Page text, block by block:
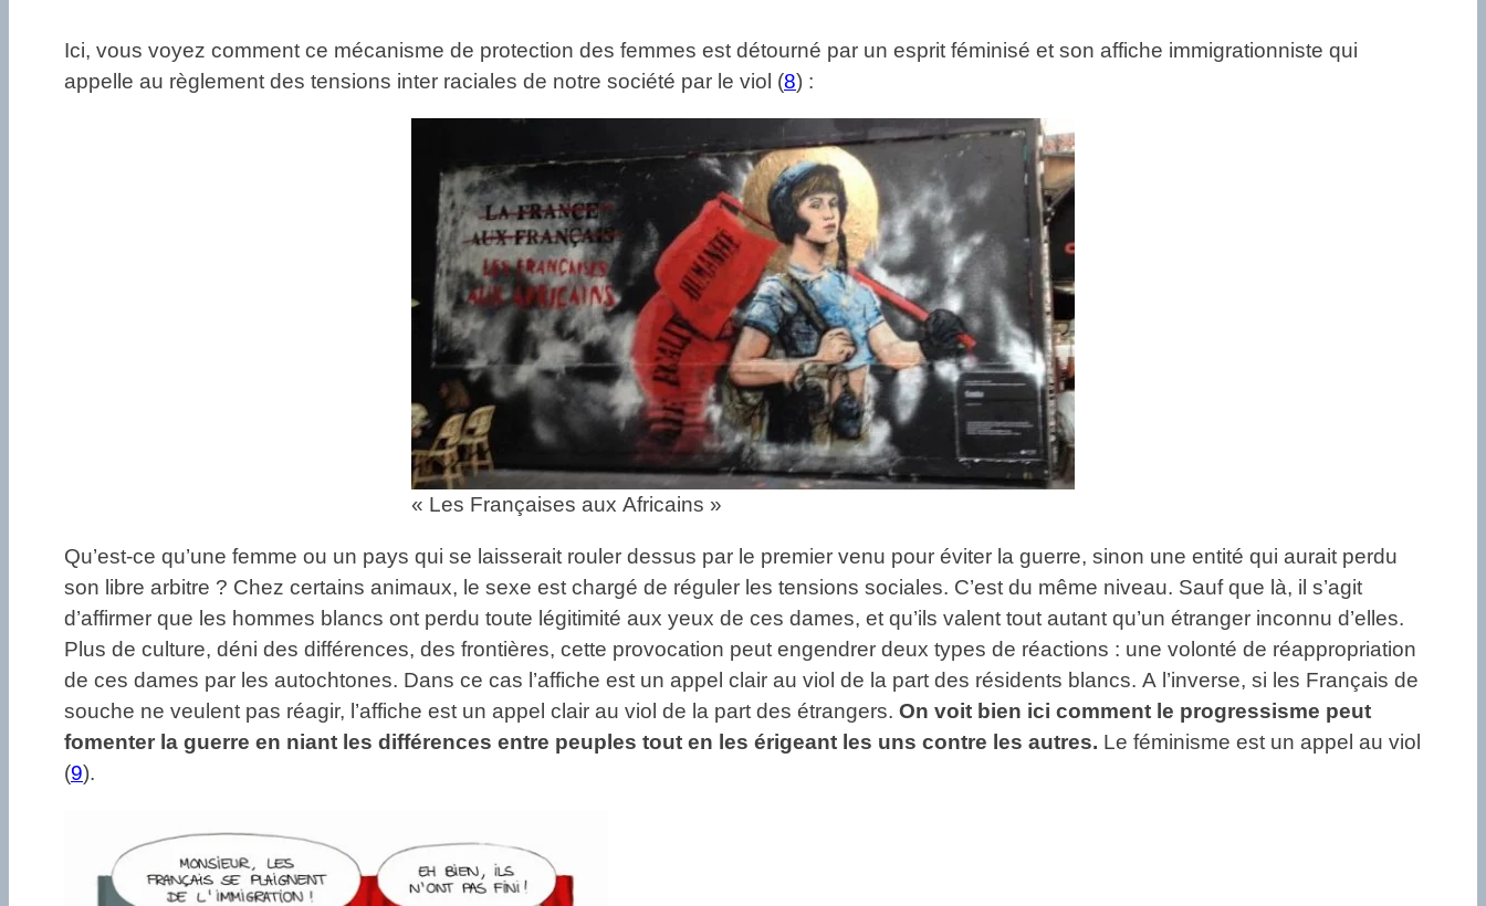
Ici, vous voyez comment ce mécanisme de protection des femmes est détourné par un esprit féminisé et son affiche immigrationniste qui
appelle au règlement des tensions inter raciales de notre société par le viol (8) :
« Les Françaises aux Africains »
Qu’est-ce qu’une femme ou un pays qui se laisserait rouler dessus par le premier venu pour éviter la guerre, sinon une entité qui aurait perdu
son libre arbitre ? Chez certains animaux, le sexe est chargé de réguler les tensions sociales. C’est du même niveau. Sauf que là, il s’agit
d’affirmer que les hommes blancs ont perdu toute légitimité aux yeux de ces dames, et qu’ils valent tout autant qu’un étranger inconnu d’elles.
Plus de culture, déni des différences, des frontières, cette provocation peut engendrer deux types de réactions : une volonté de réappropriation
de ces dames par les autochtones. Dans ce cas l’affiche est un appel clair au viol de la part des résidents blancs. A l’inverse, si les Français de
souche ne veulent pas réagir, l’affiche est un appel clair au viol de la part des étrangers. On voit bien ici comment le progressisme peut
fomenter la guerre en niant les différences entre peuples tout en les érigeant les uns contre les autres. Le féminisme est un appel au viol
(9).